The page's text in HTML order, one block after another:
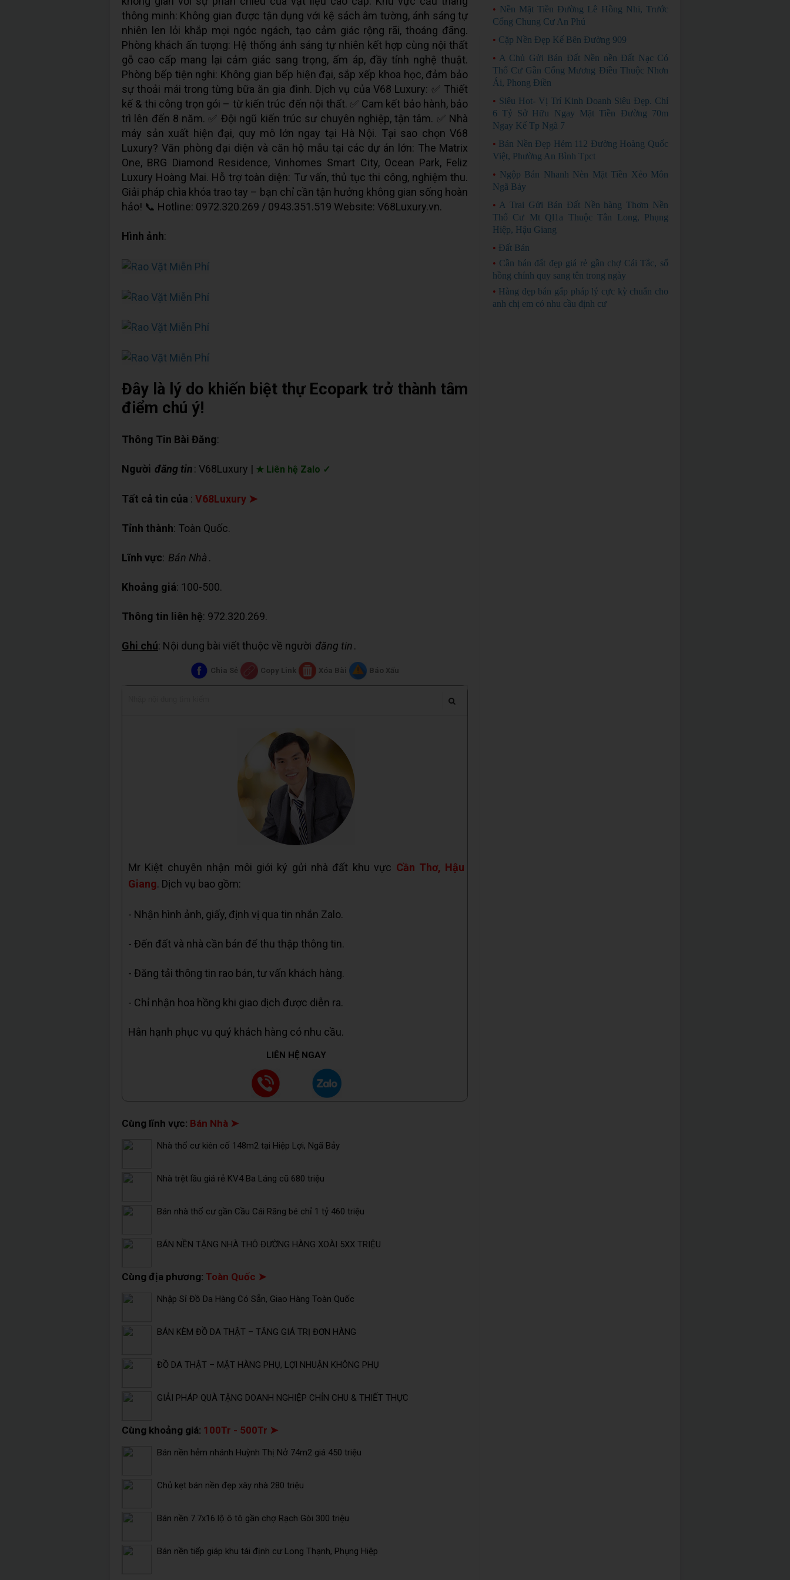
thông minh: Không gian được tận dụng với kệ sách âm tường, ánh sáng tự
nhiên len lỏi khắp mọi ngóc ngách, tạo cảm giác rộng rãi, thoáng đãng.
Phòng khách ấn tượng: Hệ thống ánh sáng tự nhiên kết hợp cùng nội thất
gỗ cao cấp mang lại cảm giác sang trọng, ấm áp, đầy tính nghệ thuật.
Phòng bếp tiện nghi: Không gian bếp hiện đại, sắp xếp khoa học, đảm bảo
sự thoải mái trong từng bữa ăn gia đình. Dịch vụ của V68 Luxury: ✅ Thiết
kế & thi công trọn gói – từ kiến trúc đến nội thất. ✅ Cam kết bảo hành, bảo
trì lên đến 8 năm. ✅ Đội ngũ kiến trúc sư chuyên nghiệp, tận tâm. ✅ Nhà
máy sản xuất hiện đại, quy mô lớn ngay tại Hà Nội. Tại sao chọn V68
Luxury? Văn phòng đại diện và căn hộ mẫu tại các dự án lớn: The Matrix
One, BRG Diamond Residence, Vinhomes Smart City, Ocean Park, Feliz
Luxury Hoàng Mai. Hỗ trợ toàn diện: Tư vấn, thủ tục thi công, nghiệm thu.
Giải pháp chìa khóa trao tay – bạn chỉ cần tận hưởng không gian sống hoàn
hảo! 📞 Hotline: 0972.320.269 / 0943.351.519 Website: V68Luxury.vn.
Hình ảnh:
Đây là lý do khiến biệt thự Ecopark trở thành tâm
điểm chú ý!
Thông Tin Bài Đăng:
Người đăng tin: V68Luxury | ★ Liên hệ Zalo ✓
Tất cả tin của : V68Luxury ➤
Tỉnh thành: Toàn Quốc.
Lĩnh vực: Bán Nhà .
Khoảng giá: 100-500.
Thông tin liên hệ: 972.320.269.
Ghi chú: Nội dung bài viết thuộc về người đăng tin.
Chia Sẻ Copy Link Xóa Bài Báo Xấu
Mr Kiệt chuyên nhận môi giới ký gửi nhà đất khu vực Cần Thơ, Hậu
Giang. Dịch vụ bao gồm:
- Nhận hình ảnh, giấy, định vị qua tin nhắn Zalo.
- Đến đất và nhà cần bán để thu thập thông tin.
- Đăng tải thông tin rao bán, tư vấn khách hàng.
- Chỉ nhận hoa hồng khi giao dịch được diễn ra.
Hân hạnh phục vụ quý khách hàng có nhu cầu.
LIÊN HỆ NGAY
Cùng lĩnh vực: Bán Nhà ➤
Nhà thổ cư kiên cố 148m2 tại Hiệp Lợi, Ngã Bảy
Nhà trệt lầu giá rẻ KV4 Ba Láng cũ 680 triệu
Bán nhà thổ cư gần Cầu Cái Răng bé chỉ 1 tỷ 460 triệu
BÁN NỀN TẶNG NHÀ THÔ ĐƯỜNG HÀNG XOÀI 5XX TRIỆU
Cùng địa phương: Toàn Quốc ➤
Nhập Sỉ Đồ Da Hàng Có Sẵn, Giao Hàng Toàn Quốc
BÁN KÈM ĐỒ DA THẬT – TĂNG GIÁ TRỊ ĐƠN HÀNG
ĐỒ DA THẬT – MẶT HÀNG PHỤ, LỢI NHUẬN KHÔNG PHỤ
GIẢI PHÁP QUÀ TẶNG DOANH NGHIỆP CHỈN CHU & THIẾT THỰC
Cùng khoảng giá: 100Tr - 500Tr ➤
Bán nền hẻm nhánh Huỳnh Thị Nở 74m2 giá 450 triệu
Chủ kẹt bán nền đẹp xây nhà 280 triệu
Bán nền 7.7x16 lộ ô tô gần chợ Rạch Gòi 300 triệu
Bán nền tiếp giáp khu tái định cư Long Thạnh, Phụng Hiệp
• Nền Mặt Tiền Đường Lê Hồng Nhi, Trước
Cổng Chung Cư An Phú
• Cặp Nền Đẹp Kế Bên Đường 909
• A Chủ Gửi Bán Đất Nền nền Đất Nạc Có
Thổ Cư Gần Cống Mương Điều Thuộc Nhơn
Ái, Phong Điền
• Siêu Hot- Vị Trí Kinh Doanh Siêu Đẹp. Chỉ
6 Tỷ Sở Hữu Ngay Mặt Tiền Đường 70m
Ngay Kế Tp Ngã 7
• Bán Nền Đẹp Hẻm 112 Đường Hoàng Quốc
Việt, Phường An Bình Tpct
• Ngộp Bán Nhanh Nèn Mặt Tiền Xẻo Môn
Ngã Bảy
• A Trai Gửi Bán Đất Nền hàng Thơm Nền
Thổ Cư Mt Ql1a Thuộc Tân Long, Phụng
Hiệp, Hậu Giang
• Đất Bán
• Cần bán đất đẹp giá rẻ gần chợ Cái Tắc, sổ
hồng chính quy sang tên trong ngày
• Hàng đẹp bán gấp pháp lý cực kỳ chuẩn cho
anh chị em có nhu cầu định cư